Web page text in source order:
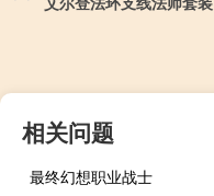
相关问题
最终幻想职业战士